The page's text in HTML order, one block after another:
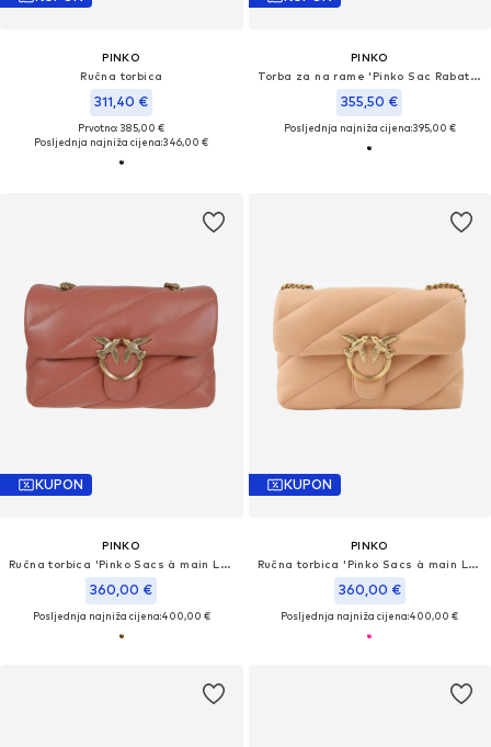
PINKO
Ručna torbica
311,40 €
Prvotno: 385,00 €
Posljednja najniža cijena:346,00 €
PINKO
Torba za na rame 'Pinko Sac Rabat Love One Light Mini Vitello Wr Noir'
355,50 €
Posljednja najniža cijena:395,00 €
KUPON
PINKO
Ručna torbica 'Pinko Sacs à main Love Puff Classic Cl Sheep Nap Marron'
360,00 €
Posljednja najniža cijena:400,00 €
KUPON
PINKO
Ručna torbica 'Pinko Sacs à main Love Puff Classic Cl Sheep Nap Rose'
360,00 €
Posljednja najniža cijena:400,00 €